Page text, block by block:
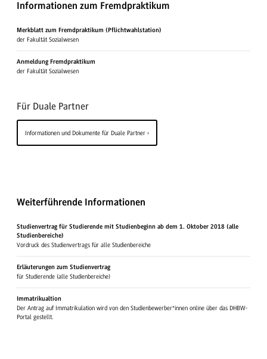
Informationen zum Fremdpraktikum
Merkblatt zum Fremdpraktikum (Pflichtwahlstation)
der Fakultät Sozialwesen
Anmeldung Fremdpraktikum
der Fakultät Sozialwesen
Für Duale Partner
Informationen und Dokumente für Duale Partner
Weiterführende Informationen
Studienvertrag für Studierende mit Studienbeginn ab dem 1. Oktober 2018 (alle
Studienbereiche)
Vordruck des Studienvertrags für alle Studienbereiche
Erläuterungen zum Studienvertrag
für Studierende (alle Studienbereiche)
Immatrikualtion
Der Antrag auf Immatrikulation wird von den Studienbewerber*innen online über das DHBW-
Portal gestellt.